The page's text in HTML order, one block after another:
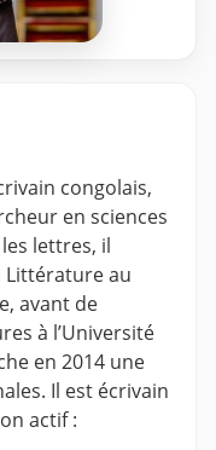
congolais,
en sciences
lettres, il
Littérature au
avant de
à l’Université
en 2014 une
Il est écrivain
actif :